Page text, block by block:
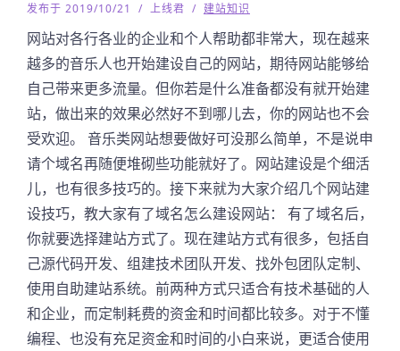
发布于 2019/10/21 / 上线君 / 建站知识
网站对各行各业的企业和个人帮助都非常大，现在越来
越多的音乐人也开始建设自己的网站，期待网站能够给
自己带来更多流量。但你若是什么准备都没有就开始建
站，做出来的效果必然好不到哪儿去，你的网站也不会
受欢迎。 音乐类网站想要做好可没那么简单，不是说申
请个域名再随便堆砌些功能就好了。网站建设是个细活
儿，也有很多技巧的。接下来就为大家介绍几个网站建
设技巧，教大家有了域名怎么建设网站： 有了域名后，
你就要选择建站方式了。现在建站方式有很多，包括自
己源代码开发、组建技术团队开发、找外包团队定制、
使用自助建站系统。前两种方式只适合有技术基础的人
和企业，而定制耗费的资金和时间都比较多。对于不懂
编程、也没有充足资金和时间的小白来说，更适合使用